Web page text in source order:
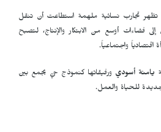
تظهر تجارب نسائية ملهمة استطاعت أن تنقل
فضاءات أوسع من الابتكار والإنتاج، لتصبح
اقتصادياً واجتماعياً.
يامنة أسودي ورفيقاتها كنموذج حيّ يجمع بين
للحياة والعمل.